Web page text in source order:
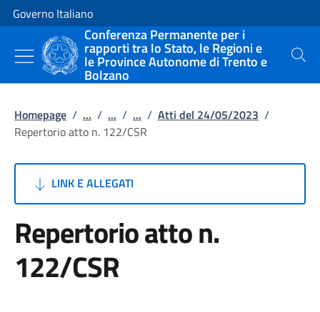
Vai al contenuto
Vai alla navigazione del sito
Governo Italiano
Conferenza Permanente per i
rapporti tra lo Stato, le Regioni e
le Province Autonome di Trento e
Bolzano
Cerca
Homepage / ... / ... / ... / Atti del 24/05/2023 /
Repertorio atto n. 122/CSR
LINK E ALLEGATI
Repertorio atto n.
122/CSR